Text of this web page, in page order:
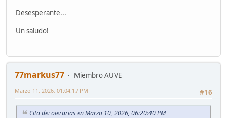
Desesperante...
Un saludo!
77markus77
Miembro AUVE
#16
Marzo 11, 2026, 01:04:17 PM
Cita de: oierarias en Marzo 10, 2026, 06:20:40 PM